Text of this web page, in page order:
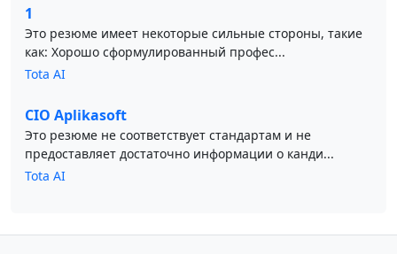
1
Это резюме имеет некоторые сильные стороны, такие
как: Хорошо сформулированный профес...
Tota AI
CIO Aplikasoft
Это резюме не соответствует стандартам и не
предоставляет достаточно информации о канди...
Tota AI